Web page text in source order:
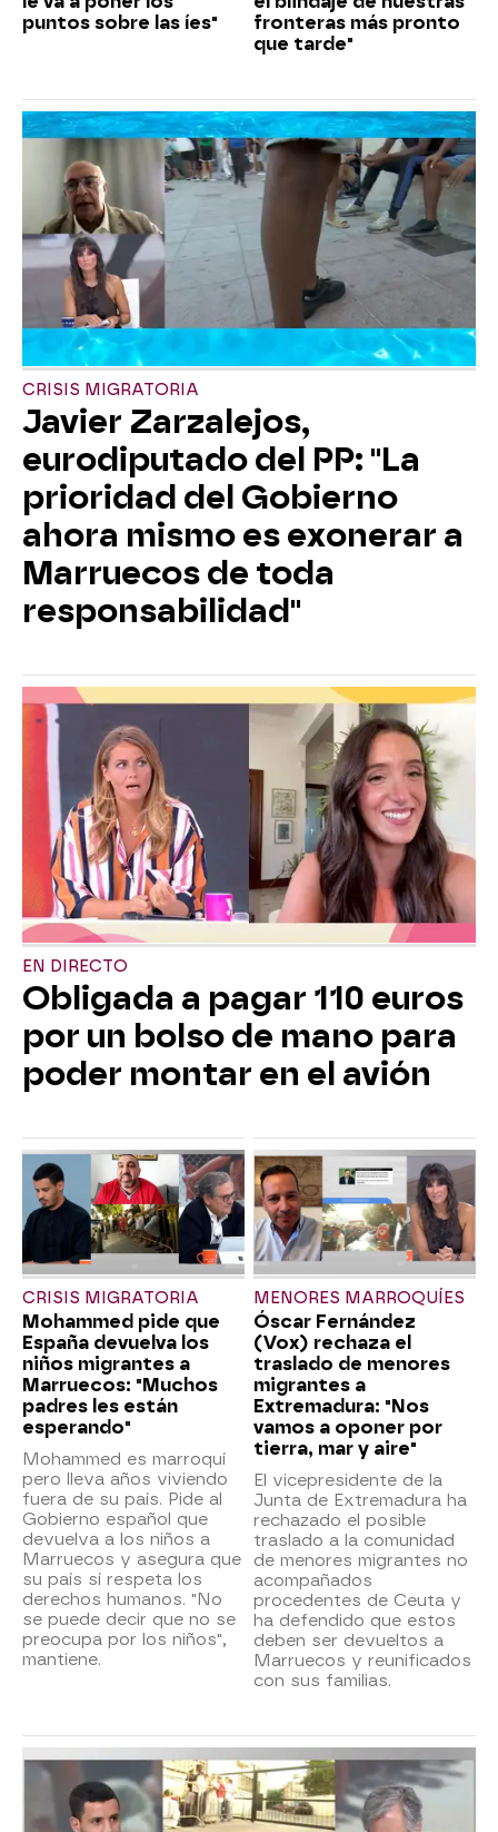
puntos sobre las íes"
fronteras más pronto
que tarde"
CRISIS MIGRATORIA
Javier Zarzalejos,
eurodiputado del PP: "La
prioridad del Gobierno
ahora mismo es exonerar a
Marruecos de toda
responsabilidad"
EN DIRECTO
Obligada a pagar 110 euros
por un bolso de mano para
poder montar en el avión
CRISIS MIGRATORIA
Mohammed pide que
España devuelva los
niños migrantes a
Marruecos: "Muchos
padres les están
esperando"
Mohammed es marroquí
pero lleva años viviendo
fuera de su país. Pide al
Gobierno español que
devuelva a los niños a
Marruecos y asegura que
su país sí respeta los
derechos humanos. "No
se puede decir que no se
preocupa por los niños",
mantiene.
MENORES MARROQUÍES
Óscar Fernández
(Vox) rechaza el
traslado de menores
migrantes a
Extremadura: "Nos
vamos a oponer por
tierra, mar y aire"
El vicepresidente de la
Junta de Extremadura ha
rechazado el posible
traslado a la comunidad
de menores migrantes no
acompañados
procedentes de Ceuta y
ha defendido que estos
deben ser devueltos a
Marruecos y reunificados
con sus familias.